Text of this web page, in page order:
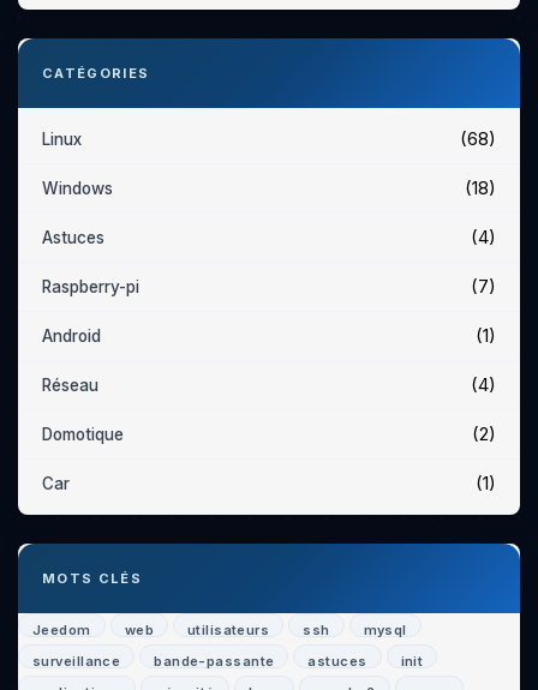
CATÉGORIES
Linux (68)
Windows (18)
Astuces (4)
Raspberry-pi (7)
Android (1)
Réseau (4)
Domotique (2)
Car (1)
MOTS CLÉS
Jeedom web utilisateurs ssh
mysql
surveillance
bande-passante astuces
init